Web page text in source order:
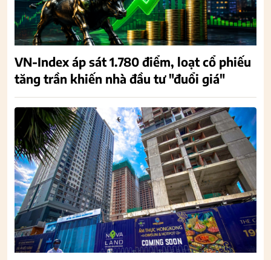
VN-Index áp sát 1.780 điểm, loạt cổ phiếu
tăng trần khiến nhà đầu tư "đuổi giá"